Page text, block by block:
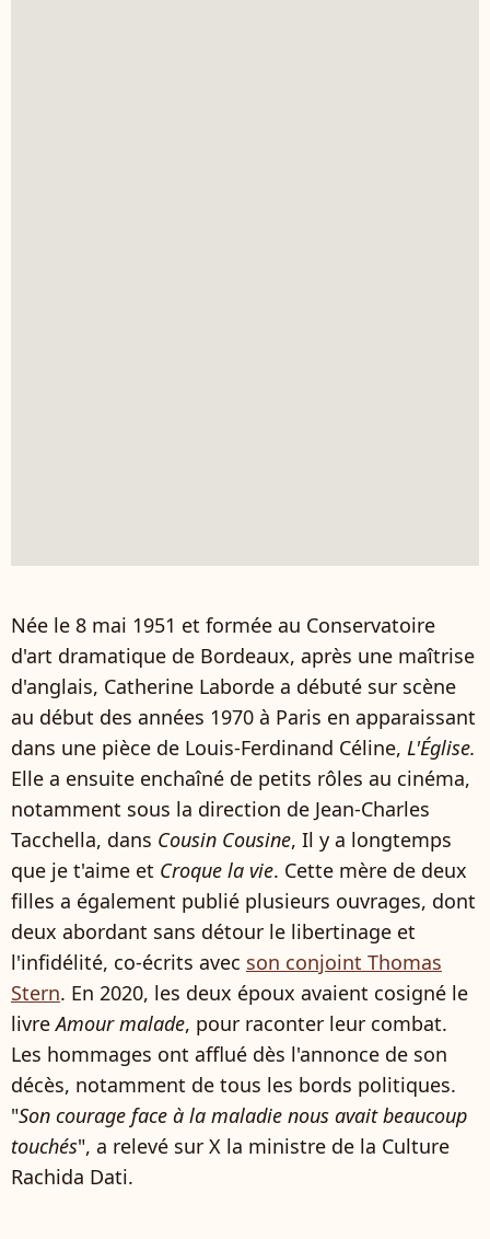
Née le 8 mai 1951 et formée au Conservatoire
d'art dramatique de Bordeaux, après une maîtrise
d'anglais, Catherine Laborde a débuté sur scène
au début des années 1970 à Paris en apparaissant
dans une pièce de Louis-Ferdinand Céline, L'Église.
Elle a ensuite enchaîné de petits rôles au cinéma,
notamment sous la direction de Jean-Charles
Tacchella, dans Cousin Cousine, Il y a longtemps
que je t'aime et Croque la vie. Cette mère de deux
filles a également publié plusieurs ouvrages, dont
deux abordant sans détour le libertinage et
l'infidélité, co-écrits avec son conjoint Thomas
Stern. En 2020, les deux époux avaient cosigné le
livreAmour malade, pour raconter leur combat.
Les hommages ont afflué dès l'annonce de son
décès, notamment de tous les bords politiques.
"Son courage face à la maladie nous avait beaucoup
touchés", a relevé sur X la ministre de la Culture
Rachida Dati.